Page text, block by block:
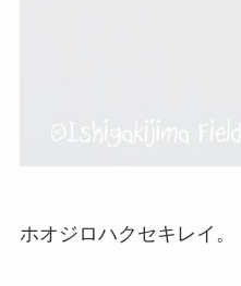
ホオジロハクセキレイ。